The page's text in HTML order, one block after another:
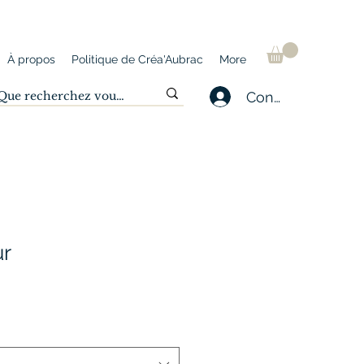
À propos Politique de Créa'Aubrac More
Connexion